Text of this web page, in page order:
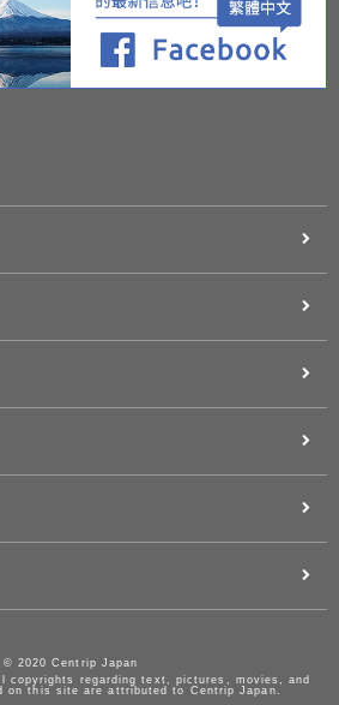
© 2020 Centrip Japan
copyrights regarding text, pictures, movies, and
on this site are attributed to Centrip Japan.